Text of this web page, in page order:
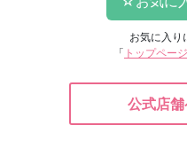
お気に入り
「 トップページ
公式店舗